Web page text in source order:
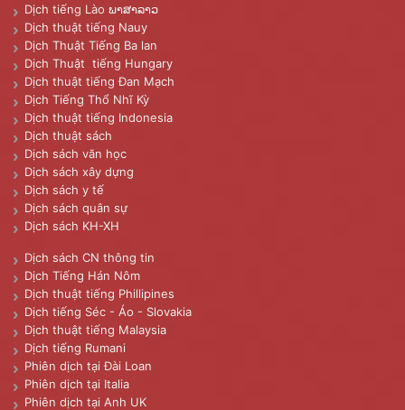
Dịch tiếng Lào ພາສາລາວ
Dịch thuật tiếng Nauy
Dịch Thuật Tiếng Ba lan
Dịch Thuật tiếng Hungary
Dịch thuật tiếng Đan Mạch
Dịch Tiếng Thổ Nhĩ Kỳ
Dịch thuật tiếng Indonesia
Dịch thuật sách
Dịch sách văn học
Dịch sách xây dựng
Dịch sách y tế
Dịch sách quân sự
Dịch sách KH-XH
Dịch sách CN thông tin
Dịch Tiếng Hán Nôm
Dịch thuật tiếng Phillipines
Dịch tiếng Séc - Áo - Slovakia
Dịch thuật tiếng Malaysia
Dịch tiếng Rumani
Phiên dịch tại Đài Loan
Phiên dịch tại Italia
Phiên dịch tại Anh UK